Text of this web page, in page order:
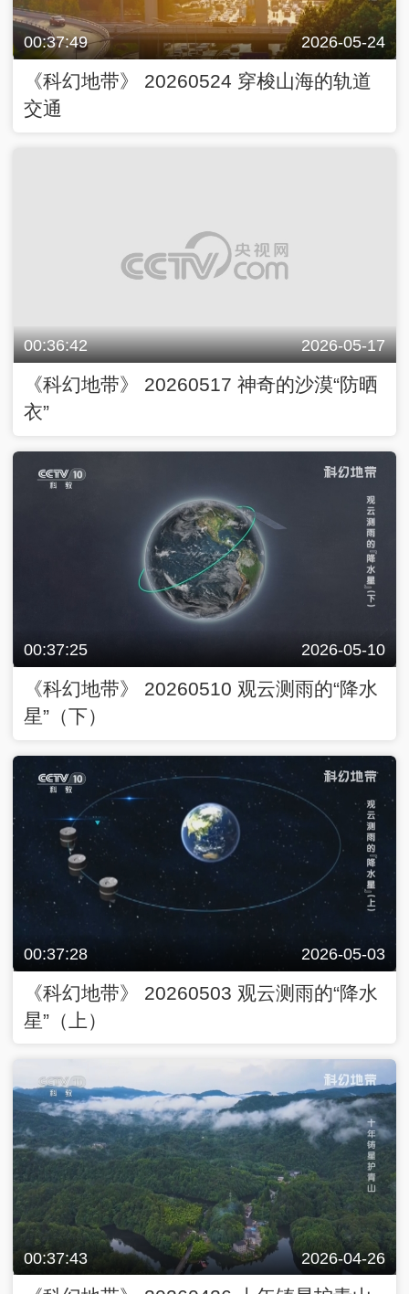
00:37:49 2026-05-24
《科幻地带》 20260524 穿梭山海的轨道
交通
00:36:42 2026-05-17
《科幻地带》 20260517 神奇的沙漠“防晒
衣”
00:37:25 2026-05-10
《科幻地带》 20260510 观云测雨的“降水
星”（下）
00:37:28 2026-05-03
《科幻地带》 20260503 观云测雨的“降水
星”（上）
00:37:43 2026-04-26